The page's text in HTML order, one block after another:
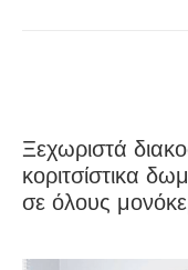
Ξεχωριστά
κοριτσίστικα
σε όλους